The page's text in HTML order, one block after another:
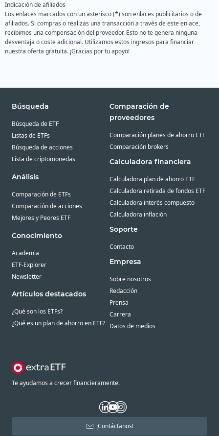
Indicación de afiliados
Los enlaces marcados con un asterisco (*) son enlaces publicitarios o de
afiliados. Si compras o realizas una transacción a través de este enlace,
recibimos una compensación del proveedor. Esto no te genera ninguna
desventaja o coste adicional. Utilizamos estos ingresos para financiar
nuestra oferta gratuita. ¡Gracias por tu apoyo!
Búsqueda
Búsqueda de ETF
Listas de ETFs
Búsqueda de acciones
Lista de criptomonedas
Análisis
Comparación de ETFs
Comparación de acciones
Mejores y Peores ETF
Conocimiento
Academia
ETF-Explorer
Newsletter
Artículos destacados
¿Qué son los ETFs?
¿Qué es un plan de ahorro en ETF?
Comparación de
proveedores
Comparación planes de ahorro ETF
Comparación brokers
Calculadora financiera
Calculadora plan de ahorro ETF
Calculadora retirada de fondos ETF
Calculadora interés compuesto
Calculadora inflación
Soporte
Contacto
Empresa
Sobre nosotros
Redacción
Prensa
Carrera
Datos de medios
Te ayudamos a crecer financieramente.
¡Contáctanos!